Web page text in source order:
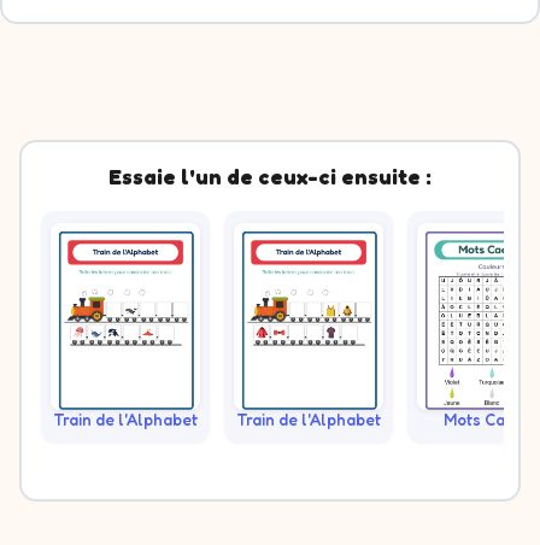
Essaie l'un de ceux-ci ensuite :
Train de l'Alphabet Train de l'Alphabet Mots Cachés